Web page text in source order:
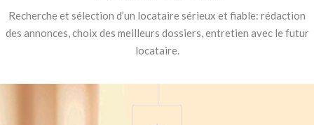
Recherche et sélection d’un locataire sérieux et fiable: rédaction
des annonces, choix des meilleurs dossiers, entretien avec le futur
locataire.